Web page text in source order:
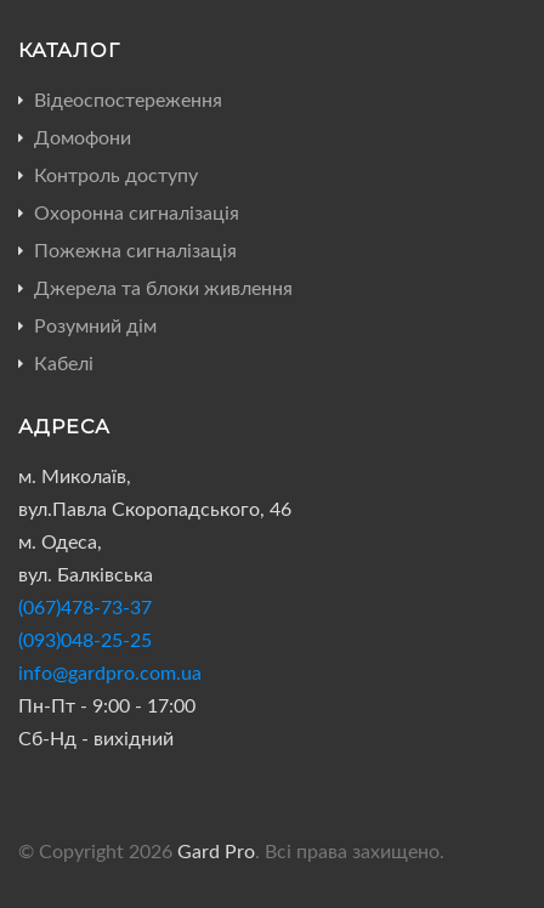
КАТАЛОГ
Відеоспостереження
Домофони
Контроль доступу
Охоронна сигналізація
Пожежна сигналізація
Джерела та блоки живлення
Розумний дім
Кабелі
АДРЕСА
м. Миколаїв,
вул.Павла Скоропадського, 46
м. Одеса,
вул. Балківська
(067)478-73-37
(093)048-25-25
info@gardpro.com.ua
Пн-Пт - 9:00 - 17:00
Сб-Нд - вихідний
© Copyright 2026 Gard Pro. Всі права захищено.